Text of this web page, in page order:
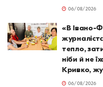
06/08/2026
«В Івано-
тепло,
ніби й не
Кривко,
06/08/2026